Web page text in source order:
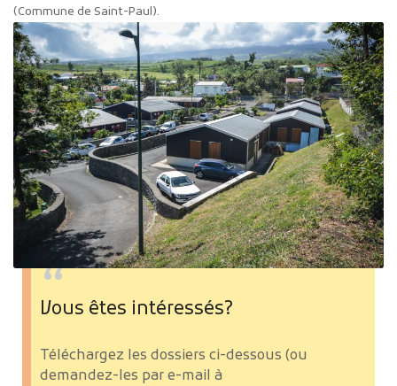
(Commune de Saint-Paul).
Vous êtes intéressés?
Téléchargez les dossiers ci-dessous (ou
demandez-les par e-mail à